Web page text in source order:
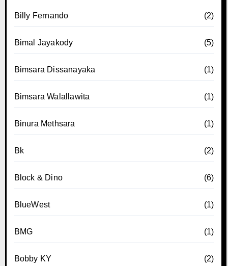
Billy Fernando (2)
Bimal Jayakody (5)
Bimsara Dissanayaka (1)
Bimsara Walallawita (1)
Binura Methsara (1)
Bk (2)
Block & Dino (6)
BlueWest (1)
BMG (1)
Bobby KY (2)